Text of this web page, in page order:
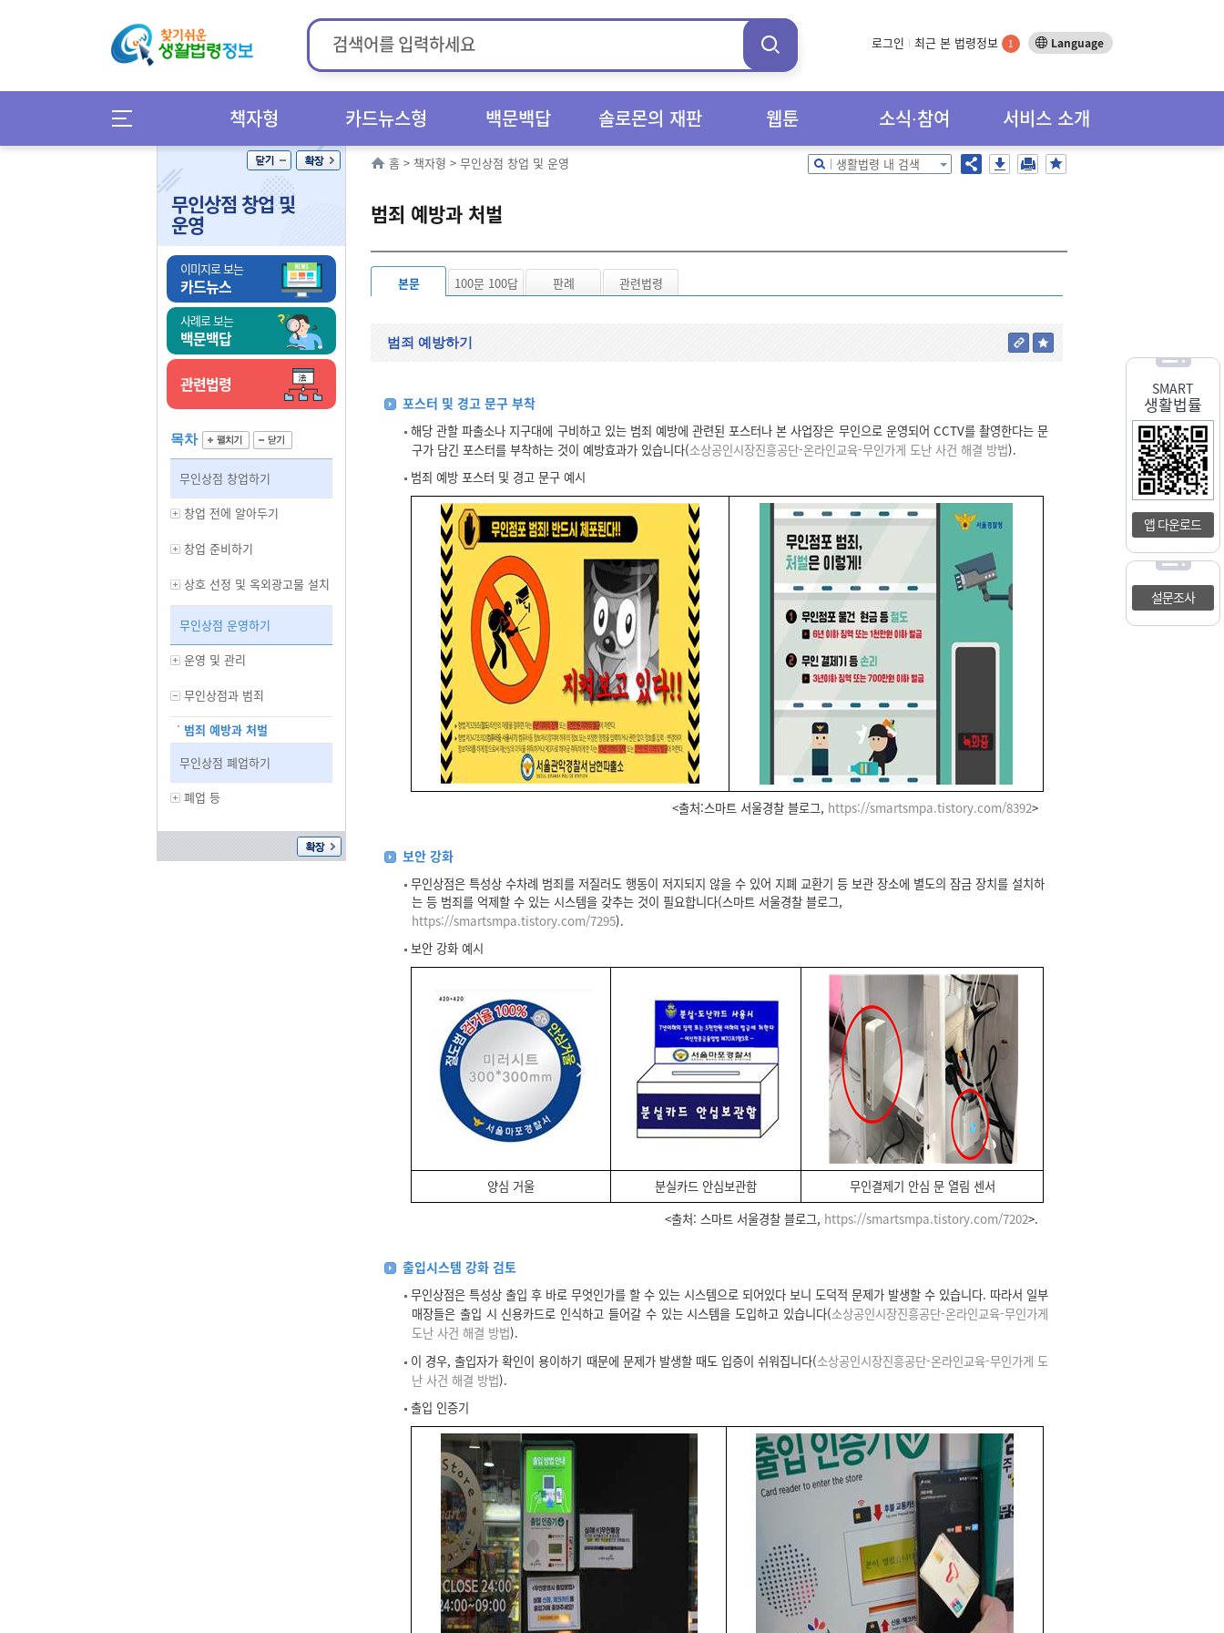
로그인 최근 본 법령정보 1 Language
책자형 카드뉴스형 백문백답 솔로몬의 재판 웹툰 소식∙참여 서비스 소개
SMART
생활법률
앱 다운로드
설문조사
무인상점 창업 및
운영
이미지로 보는
카드뉴스
사례로 보는
백문백답
관련법령
목차
무인상점 창업하기
창업 전에 알아두기
창업 준비하기
상호 선정 및 옥외광고물 설치
무인상점 운영하기
운영 및 관리
무인상점과 범죄
범죄 예방과 처벌
무인상점 폐업하기
폐업 등
홈 > 책자형 > 무인상점 창업 및 운영 생활법령 내 검색
범죄 예방과 처벌
본문 100문 100답 판례 관련법령
범죄 예방하기
포스터 및 경고 문구 부착
해당 관할 파출소나 지구대에 구비하고 있는 범죄 예방에 관련된 포스터나 본 사업장은 무인으로 운영되어 CCTV를 촬영한다는 문
구가 담긴 포스터를 부착하는 것이 예방효과가 있습니다(소상공인시장진흥공단-온라인교육-무인가게 도난 사건 해결 방법).
범죄 예방 포스터 및 경고 문구 예시
<출처:스마트 서울경찰 블로그, https://smartsmpa.tistory.com/8392>
보안 강화
무인상점은 특성상 수차례 범죄를 저질러도 행동이 저지되지 않을 수 있어 지폐 교환기 등 보관 장소에 별도의 잠금 장치를 설치하
는 등 범죄를 억제할 수 있는 시스템을 갖추는 것이 필요합니다(스마트 서울경찰 블로그,
https://smartsmpa.tistory.com/7295).
보안 강화 예시
양심 거울 분실카드 안심보관함
무인결제기 안심 문 열림 센서
<출처: 스마트 서울경찰 블로그, https://smartsmpa.tistory.com/7202>.
출입시스템 강화 검토
무인상점은 특성상 출입 후 바로 무엇인가를 할 수 있는 시스템으로 되어있다 보니 도덕적 문제가 발생할 수 있습니다. 따라서 일부
매장들은 출입 시 신용카드로 인식하고 들어갈 수 있는 시스템을 도입하고 있습니다(소상공인시장진흥공단-온라인교육-무인가게
도난 사건 해결 방법).
이 경우, 출입자가 확인이 용이하기 때문에 문제가 발생할 때도 입증이 쉬워집니다(소상공인시장진흥공단-온라인교육-무인가게 도
난 사건 해결 방법).
출입 인증기